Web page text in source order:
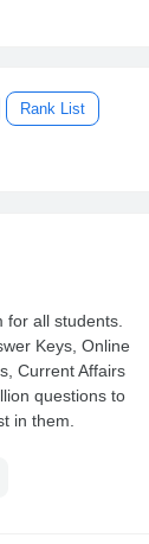
Rank List
all students.
Keys, Online
Current Affairs
questions to
in them.